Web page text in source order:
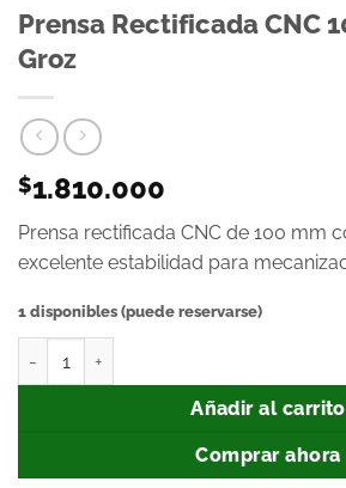
Prensa Rectificada CNC
Groz
$1.810.000
Prensa rectificada CNC de 100 mm
excelente estabilidad para
1 disponibles (puede reservarse)
Añadir al carrito
Comprar ahora